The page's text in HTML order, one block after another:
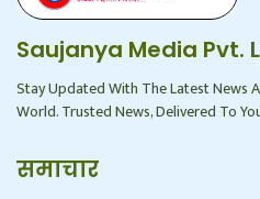
Saujanya Media Pvt.
Stay Updated With The Latest News
World. Trusted News, Delivered To
समाचार